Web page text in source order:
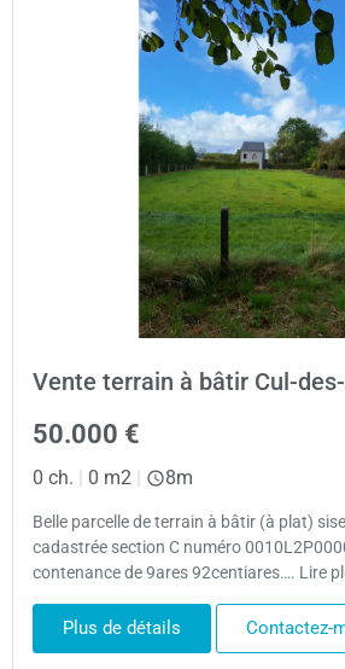
Vente terrain à bâtir Cul-
50.000 €
0 ch. | 0 m2 | 8m
Belle parcelle de terrain à bâtir (à plat)
cadastrée section C numéro
contenance de 9ares 92centiares…. Lire
Plus de détails Contactez-